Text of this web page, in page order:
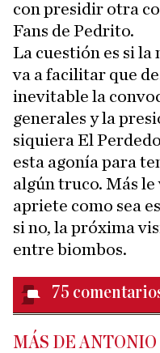
con presidir otra
Fans de Pedrito.
La cuestión es si
va a facilitar que
inevitable la
generales y la
siquiera El
esta agonía para
algún truco. Más le
apriete como sea
si no, la próxima
entre biombos.
75
MÁS DE